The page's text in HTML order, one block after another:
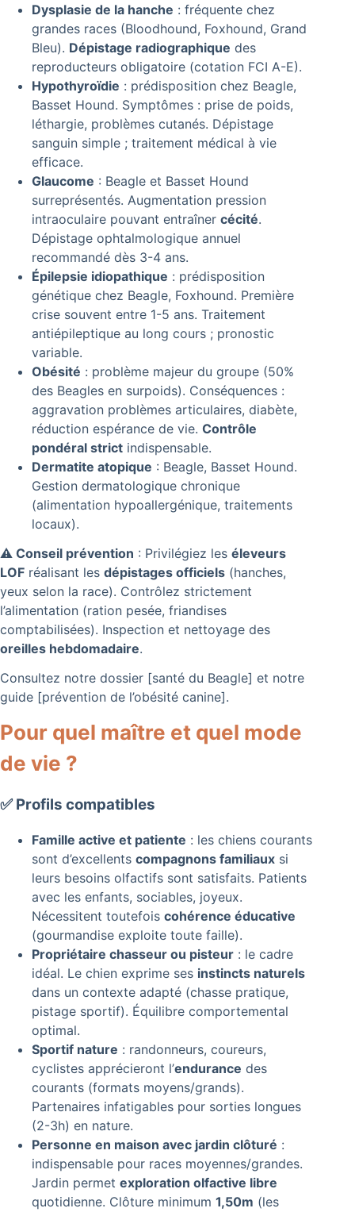
Dysplasie de la hanche : fréquente chez
grandes races (Bloodhound, Foxhound, Grand
Bleu). Dépistage radiographique des
reproducteurs obligatoire (cotation FCI A-E).
Hypothyroïdie : prédisposition chez Beagle,
Basset Hound. Symptômes : prise de poids,
léthargie, problèmes cutanés. Dépistage
sanguin simple ; traitement médical à vie
efficace.
Glaucome : Beagle et Basset Hound
surreprésentés. Augmentation pression
intraoculaire pouvant entraîner cécité.
Dépistage ophtalmologique annuel
recommandé dès 3-4 ans.
Épilepsie idiopathique : prédisposition
génétique chez Beagle, Foxhound. Première
crise souvent entre 1-5 ans. Traitement
antiépileptique au long cours ; pronostic
variable.
Obésité : problème majeur du groupe (50%
des Beagles en surpoids). Conséquences :
aggravation problèmes articulaires, diabète,
réduction espérance de vie. Contrôle
pondéral strict indispensable.
Dermatite atopique : Beagle, Basset Hound.
Gestion dermatologique chronique
(alimentation hypoallergénique, traitements
locaux).
⚠️ Conseil prévention : Privilégiez les éleveurs
LOF réalisant les dépistages officiels (hanches,
yeux selon la race). Contrôlez strictement
l’alimentation (ration pesée, friandises
comptabilisées). Inspection et nettoyage des
oreilles hebdomadaire.
Consultez notre dossier [santé du Beagle] et notre
guide [prévention de l’obésité canine].
Pour quel maître et quel mode
de vie ?
✅ Profils compatibles
Famille active et patiente : les chiens courants
sont d’excellents compagnons familiaux si
leurs besoins olfactifs sont satisfaits. Patients
avec les enfants, sociables, joyeux.
Nécessitent toutefois cohérence éducative
(gourmandise exploite toute faille).
Propriétaire chasseur ou pisteur : le cadre
idéal. Le chien exprime ses instincts naturels
dans un contexte adapté (chasse pratique,
pistage sportif). Équilibre comportemental
optimal.
Sportif nature : randonneurs, coureurs,
cyclistes apprécieront l’endurance des
courants (formats moyens/grands).
Partenaires infatigables pour sorties longues
(2-3h) en nature.
Personne en maison avec jardin clôturé :
indispensable pour races moyennes/grandes.
Jardin permet exploration olfactive libre
quotidienne. Clôture minimum 1,50m (les